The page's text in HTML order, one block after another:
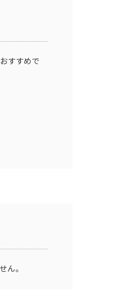
すすめで
ん。